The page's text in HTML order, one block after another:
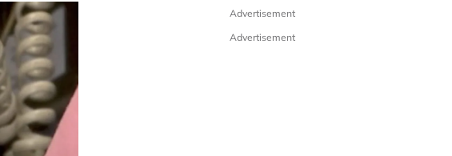
Advertisement
Advertisement